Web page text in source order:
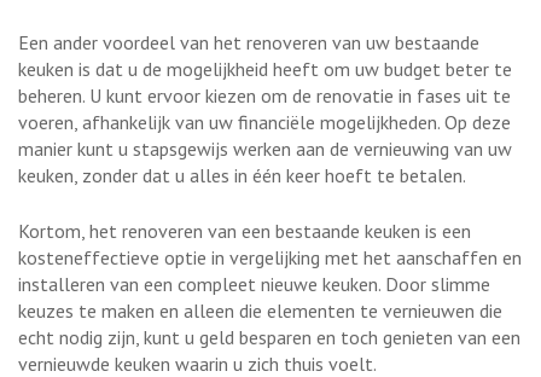
Een ander voordeel van het renoveren van uw bestaande
keuken is dat u de mogelijkheid heeft om uw budget beter te
beheren. U kunt ervoor kiezen om de renovatie in fases uit te
voeren, afhankelijk van uw financiële mogelijkheden. Op deze
manier kunt u stapsgewijs werken aan de vernieuwing van uw
keuken, zonder dat u alles in één keer hoeft te betalen.
Kortom, het renoveren van een bestaande keuken is een
kosteneffectieve optie in vergelijking met het aanschaffen en
installeren van een compleet nieuwe keuken. Door slimme
keuzes te maken en alleen die elementen te vernieuwen die
echt nodig zijn, kunt u geld besparen en toch genieten van een
vernieuwde keuken waarin u zich thuis voelt.